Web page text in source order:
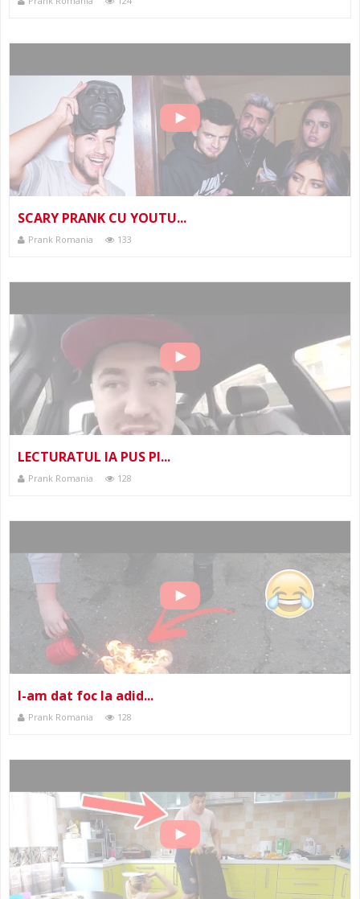
SCARY PRANK CU YOUTU...
Prank Romania 133
LECTURATUL IA PUS PI...
Prank Romania 128
I-am dat foc la adid...
Prank Romania 128